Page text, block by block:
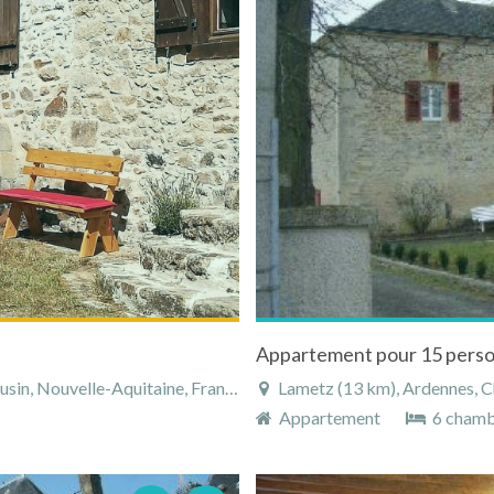
Nouvelle-Aquitaine, France
Lametz (13 km), Ardennes,
Appartement
6